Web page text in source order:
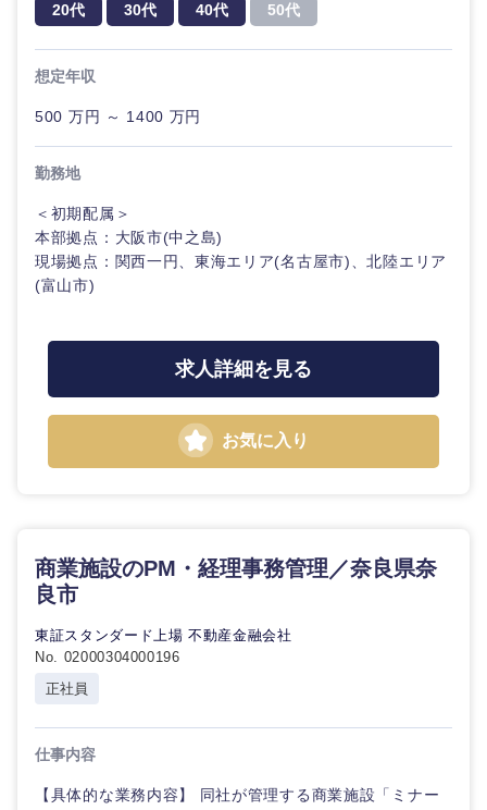
新潟県 富山県
石川県
山梨県 長野県
20代 30代 40代 50代
想定年収
500 万円 ～ 1400 万円
勤務地
＜初期配属＞
本部拠点：大阪市(中之島)
現場拠点：関西一円、東海エリア(名古屋市)、北陸エリア
(富山市)
求人詳細を見る
お気に入り
商業施設のPM・経理事務管理／奈良県奈
良市
東証スタンダード上場 不動産金融会社
No. 02000304000196
正社員
仕事内容
【具体的な業務内容】 同社が管理する商業施設「ミナー